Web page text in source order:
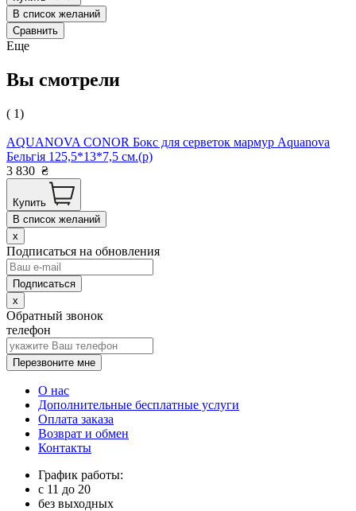
В список желаний
Сравнить
Еще
Вы смотрели
( 1)
AQUANOVA CONOR Бокс для серветок мармур Aquanova
Бельгія 125,5*13*7,5 см.(р)
3 830 ₴
Купить
В список желаний
x
Подписаться на обновления
x
Обратный звонок
телефон
Перезвоните мне
О нас
Дополнительные бесплатные услуги
Оплата заказа
Возврат и обмен
Контакты
График работы:
с 11 до 20
без выходных